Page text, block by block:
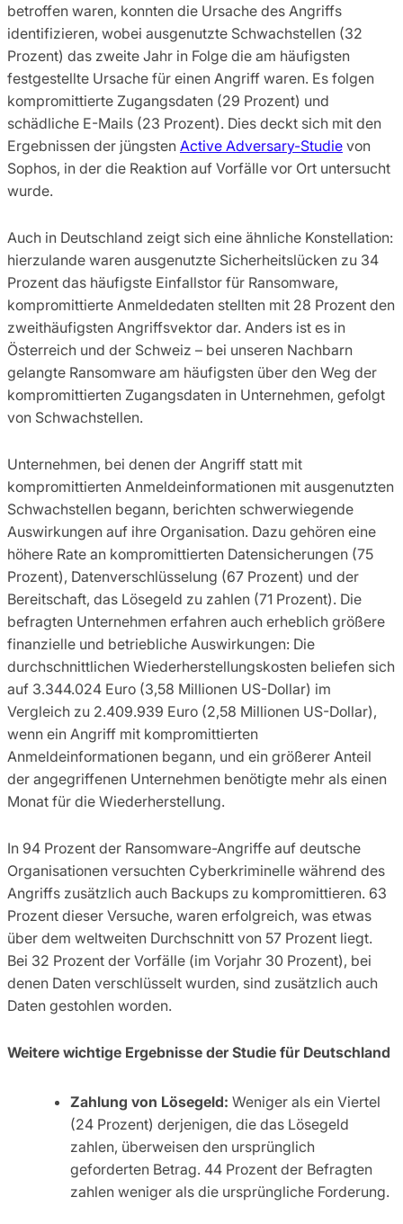
betroffen waren, konnten die Ursache des Angriffs
identifizieren, wobei ausgenutzte Schwachstellen (32
Prozent) das zweite Jahr in Folge die am häufigsten
festgestellte Ursache für einen Angriff waren. Es folgen
kompromittierte Zugangsdaten (29 Prozent) und
schädliche E-Mails (23 Prozent). Dies deckt sich mit den
Ergebnissen der jüngsten Active Adversary-Studie von
Sophos, in der die Reaktion auf Vorfälle vor Ort untersucht
wurde.
Auch in Deutschland zeigt sich eine ähnliche Konstellation:
hierzulande waren ausgenutzte Sicherheitslücken zu 34
Prozent das häufigste Einfallstor für Ransomware,
kompromittierte Anmeldedaten stellten mit 28 Prozent den
zweithäufigsten Angriffsvektor dar. Anders ist es in
Österreich und der Schweiz – bei unseren Nachbarn
gelangte Ransomware am häufigsten über den Weg der
kompromittierten Zugangsdaten in Unternehmen, gefolgt
von Schwachstellen.
Unternehmen, bei denen der Angriff statt mit
kompromittierten Anmeldeinformationen mit ausgenutzten
Schwachstellen begann, berichten schwerwiegende
Auswirkungen auf ihre Organisation. Dazu gehören eine
höhere Rate an kompromittierten Datensicherungen (75
Prozent), Datenverschlüsselung (67 Prozent) und der
Bereitschaft, das Lösegeld zu zahlen (71 Prozent). Die
befragten Unternehmen erfahren auch erheblich größere
finanzielle und betriebliche Auswirkungen: Die
durchschnittlichen Wiederherstellungskosten beliefen sich
auf 3.344.024 Euro (3,58 Millionen US-Dollar) im
Vergleich zu 2.409.939 Euro (2,58 Millionen US-Dollar),
wenn ein Angriff mit kompromittierten
Anmeldeinformationen begann, und ein größerer Anteil
der angegriffenen Unternehmen benötigte mehr als einen
Monat für die Wiederherstellung.
In 94 Prozent der Ransomware-Angriffe auf deutsche
Organisationen versuchten Cyberkriminelle während des
Angriffs zusätzlich auch Backups zu kompromittieren. 63
Prozent dieser Versuche, waren erfolgreich, was etwas
über dem weltweiten Durchschnitt von 57 Prozent liegt.
Bei 32 Prozent der Vorfälle (im Vorjahr 30 Prozent), bei
denen Daten verschlüsselt wurden, sind zusätzlich auch
Daten gestohlen worden.
Weitere wichtige Ergebnisse der Studie für Deutschland
Zahlung von Lösegeld: Weniger als ein Viertel
(24 Prozent) derjenigen, die das Lösegeld
zahlen, überweisen den ursprünglich
geforderten Betrag. 44 Prozent der Befragten
zahlen weniger als die ursprüngliche Forderung.